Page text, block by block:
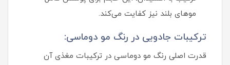
موهای بلند نیز کفایت می‌کند.
ترکیبات جادویی در رنگ مو دوماسی:
قدرت اصلی رنگ مو دوماسی در ترکیبات مغذی آن